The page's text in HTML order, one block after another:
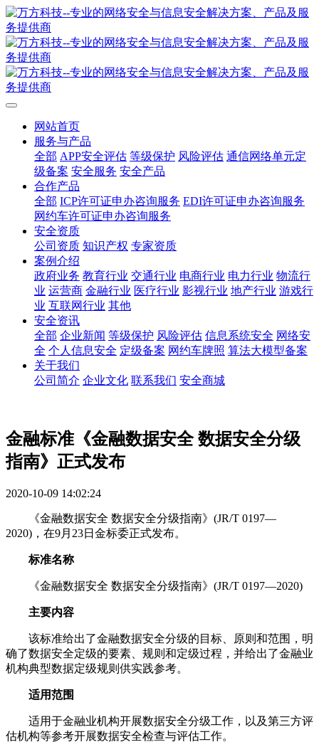
网站首页
服务与产品
全部 APP安全评估 等级保护 风险评估 通信网络单元定
级备案 安全服务 安全产品
合作产品
全部 ICP许可证申办咨询服务 EDI许可证申办咨询服务
网约车许可证申办咨询服务
安全资质
公司资质 知识产权 专家资质
案例介绍
政府业务 教育行业 交通行业 电商行业 电力行业 物流行
业 运营商 金融行业 医疗行业 影视行业 地产行业 游戏行
业 互联网行业 其他
安全资讯
全部 企业新闻 等级保护 风险评估 信息系统安全 网络安
全 个人信息安全 定级备案 网约车牌照 算法大模型备案
关于我们
公司简介 企业文化 联系我们 安全商城
金融标准《金融数据安全 数据安全分级
指南》正式发布
2020-10-09 14:02:24
《金融数据安全 数据安全分级指南》(JR/T 0197—
2020)，在9月23日金标委正式发布。
标准名称
《金融数据安全 数据安全分级指南》(JR/T 0197—2020)
主要内容
该标准给出了金融数据安全分级的目标、原则和范围，明
确了数据安全定级的要素、规则和定级过程，并给出了金融业
机构典型数据定级规则供实践参考。
适用范围
适用于金融业机构开展数据安全分级工作，以及第三方评
估机构等参考开展数据安全检查与评估工作。